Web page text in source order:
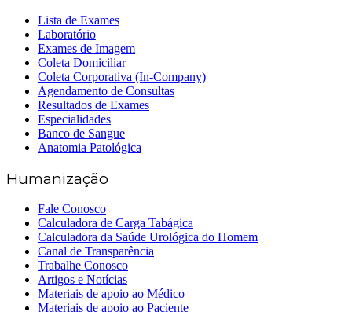
Lista de Exames
Laboratório
Exames de Imagem
Coleta Domiciliar
Coleta Corporativa (In-Company)
Agendamento de Consultas
Resultados de Exames
Especialidades
Banco de Sangue
Anatomia Patológica
Humanização
Fale Conosco
Calculadora de Carga Tabágica
Calculadora da Saúde Urológica do Homem
Canal de Transparência
Trabalhe Conosco
Artigos e Notícias
Materiais de apoio ao Médico
Materiais de apoio ao Paciente